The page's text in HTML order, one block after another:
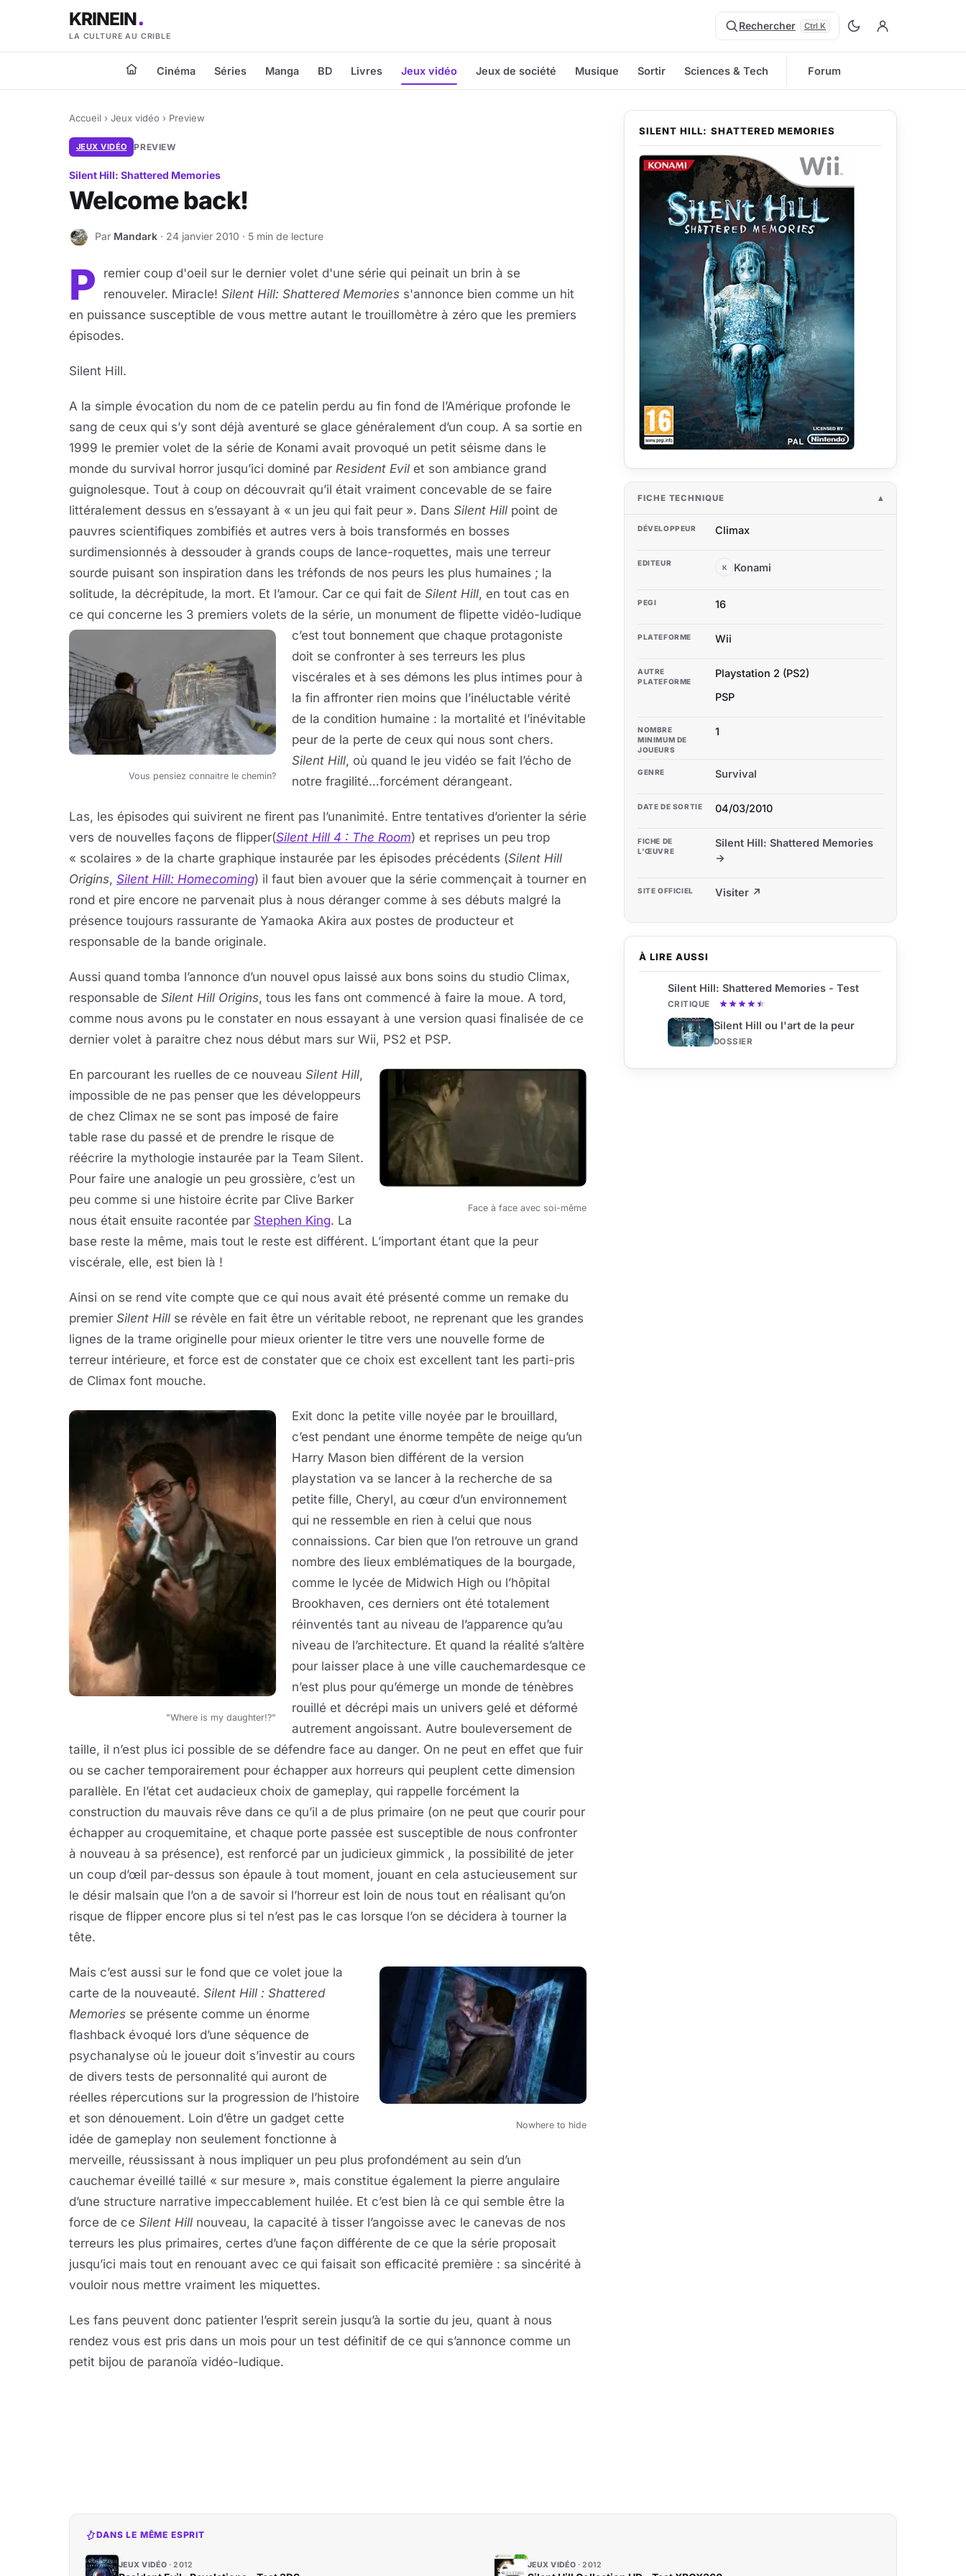
KRINEIN
LA CULTURE AU CRIBLE
Rechercher Ctrl K
Cinéma Séries Manga BD Livres Jeux vidéo Jeux de société Musique Sortir Sciences & Tech Forum
Accueil › Jeux vidéo › Preview
JEUX VIDÉO PREVIEW
Silent Hill: Shattered Memories
Welcome back!
M Par Mandark · 24 janvier 2010 · 5 min de lecture
P
remier coup d'oeil sur le dernier volet d'une série qui peinait un brin à se
renouveler. Miracle! Silent Hill: Shattered Memories s'annonce bien comme un hit
en puissance susceptible de vous mettre autant le trouillomètre à zéro que les premiers
épisodes.
Silent Hill.
A la simple évocation du nom de ce patelin perdu au fin fond de l’Amérique profonde le
sang de ceux qui s’y sont déjà aventuré se glace généralement d’un coup. A sa sortie en
1999 le premier volet de la série de Konami avait provoqué un petit séisme dans le
monde du survival horror jusqu’ici dominé par Resident Evil et son ambiance grand
guignolesque. Tout à coup on découvrait qu’il était vraiment concevable de se faire
littéralement dessus en s’essayant à « un jeu qui fait peur ». Dans Silent Hill point de
pauvres scientifiques zombifiés et autres vers à bois transformés en bosses
surdimensionnés à dessouder à grands coups de lance-roquettes, mais une terreur
sourde puisant son inspiration dans les tréfonds de nos peurs les plus humaines ; la
solitude, la décrépitude, la mort. Et l’amour. Car ce qui fait de Silent Hill, en tout cas en
ce qui concerne les 3 premiers volets de la série, un monument de flipette vidéo-ludique
c’est tout bonnement que chaque
Vous pensiez connaitre le chemin?
protagoniste
doit se confronter à ses terreurs les plus
viscérales et à ses démons les plus intimes pour à
la fin affronter rien moins que l’inéluctable vérité
de la condition humaine : la mortalité et l’inévitable
peur de la perte de ceux qui nous sont chers.
Silent Hill, où quand le jeu vidéo se fait l’écho de
notre fragilité…forcément dérangeant.
Las, les épisodes qui suivirent ne firent pas l’unanimité. Entre tentatives d’orienter la série
vers de nouvelles façons de flipper(Silent Hill 4 : The Room) et reprises un peu trop
« scolaires » de la charte graphique instaurée par les épisodes précédents (Silent Hill
Origins, Silent Hill: Homecoming) il faut bien avouer que la série commençait à tourner en
rond et pire encore ne parvenait plus à nous déranger comme à ses débuts malgré la
présence toujours rassurante de Yamaoka Akira aux postes de producteur et
responsable de la bande originale.
Aussi quand tomba l’annonce d’un nouvel opus laissé aux bons soins du studio Climax,
responsable de Silent Hill Origins, tous les fans ont commencé à faire la moue. A tord,
comme nous avons pu le constater en nous essayant à une version quasi finalisée de ce
dernier volet à paraitre chez nous début mars sur Wii, PS2 et PSP.
Face à face avec soi-même
En parcourant les ruelles de ce nouveau Silent Hill,
impossible de ne pas penser que les développeurs
de chez Climax ne se sont pas imposé de faire
table rase du passé et de prendre le risque de
réécrire la mythologie instaurée par la Team Silent.
Pour faire une analogie un peu grossière, c’est un
peu comme si une histoire écrite par Clive Barker
nous était ensuite racontée par Stephen King. La
base reste la même, mais tout le reste est différent. L’important étant que la peur
viscérale, elle, est bien là !
Ainsi on se rend vite compte que ce qui nous avait été présenté comme un remake du
premier Silent Hill se révèle en fait être un véritable reboot, ne reprenant que les grandes
lignes de la trame originelle pour mieux orienter le titre vers une nouvelle forme de
terreur intérieure, et force est de constater que ce choix est excellent tant les parti-pris
de Climax font mouche.
"Where is my daughter!?"
Exit donc la petite ville noyée par le brouillard,
c’est pendant une énorme tempête de neige qu’un
Harry Mason bien différent de la version
playstation va se lancer à la recherche de sa
petite fille, Cheryl, au cœur d’un environnement
qui ne ressemble en rien à celui que nous
connaissions. Car bien que l’on retrouve un grand
nombre des lieux emblématiques de la bourgade,
comme le lycée de Midwich High ou l’hôpital
Brookhaven, ces derniers ont été totalement
réinventés tant au niveau de l’apparence qu’au
niveau de l’architecture. Et quand la réalité s’altère
pour laisser place à une ville cauchemardesque ce
n’est plus pour qu’émerge un monde de ténèbres
rouillé et décrépi mais un univers gelé et déformé
autrement angoissant. Autre bouleversement de
taille, il n’est plus ici possible de se défendre face au danger. On ne peut en effet que fuir
ou se cacher temporairement pour échapper aux horreurs qui peuplent cette dimension
parallèle. En l’état cet audacieux choix de gameplay, qui rappelle forcément la
construction du mauvais rêve dans ce qu’il a de plus primaire (on ne peut que courir pour
échapper au croquemitaine, et chaque porte passée est susceptible de nous confronter
à nouveau à sa présence), est renforcé par un judicieux gimmick , la possibilité de jeter
un coup d’œil par-dessus son épaule à tout moment, jouant en cela astucieusement sur
le désir malsain que l’on a de savoir si l’horreur est loin de nous tout en réalisant qu’on
risque de flipper encore plus si tel n’est pas le cas lorsque l’on se décidera à tourner la
tête.
Nowhere to hide
Mais c’est aussi sur le fond que ce volet joue la
carte de la nouveauté. Silent Hill : Shattered
Memories se présente comme un énorme
flashback évoqué lors d’une séquence de
psychanalyse où le joueur doit s’investir au cours
de divers tests de personnalité qui auront de
réelles répercutions sur la progression de l’histoire
et son dénouement. Loin d’être un gadget cette
idée de gameplay non seulement fonctionne à
merveille, réussissant à nous impliquer un peu plus profondément au sein d’un
cauchemar éveillé taillé « sur mesure », mais constitue également la pierre angulaire
d’une structure narrative impeccablement huilée. Et c’est bien là ce qui semble être la
force de ce Silent Hill nouveau, la capacité à tisser l’angoisse avec le canevas de nos
terreurs les plus primaires, certes d’une façon différente de ce que la série proposait
jusqu’ici mais tout en renouant avec ce qui faisait son efficacité première : sa sincérité à
vouloir nous mettre vraiment les miquettes.
Les fans peuvent donc patienter l’esprit serein jusqu’à la sortie du jeu, quant à nous
rendez vous est pris dans un mois pour un test définitif de ce qui s’annonce comme un
petit bijou de paranoïa vidéo-ludique.
À LIRE AUSSI
Silent Hill: Shattered Memories - Test
CRITIQUE
Silent Hill ou l'art de la peur
DOSSIER
SILENT HILL: SHATTERED MEMORIES
FICHE TECHNIQUE
DÉVELOPPEUR Climax
EDITEUR K Konami
PEGI 16
PLATEFORME Wii
AUTRE
PLATEFORME
Playstation 2 (PS2)
PSP
NOMBRE
MINIMUM DE
JOUEURS
1
GENRE Survival
DATE DE SORTIE 04/03/2010
FICHE DE
L'ŒUVRE
Silent Hill: Shattered Memories
→
SITE OFFICIEL Visiter ↗
DANS LE MÊME ESPRIT
JEUX VIDÉO 2012 JEUX VIDÉO 2012